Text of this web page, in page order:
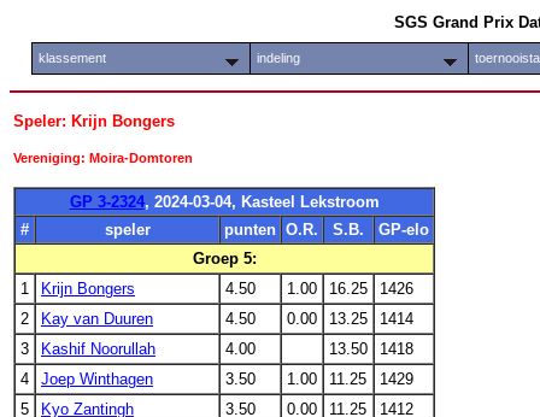
SGS Grand Prix
klassement indeling
Speler: Krijn Bongers
Vereniging: Moira-Domtoren
GP 3-2324, 2024-03-04, Kasteel Lekstroom
#
speler punten O.R. S.B.
GP-elo
Groep 5:
1
Krijn Bongers 4.50 1.00 16.25
1426
2
Kay van Duuren 4.50 0.00 13.25
1414
3
Kashif Noorullah 4.00 13.50
1418
4
Joep Winthagen 3.50 1.00 11.25
1429
5
Kyo Zantingh 3.50 0.00 11.25
1412